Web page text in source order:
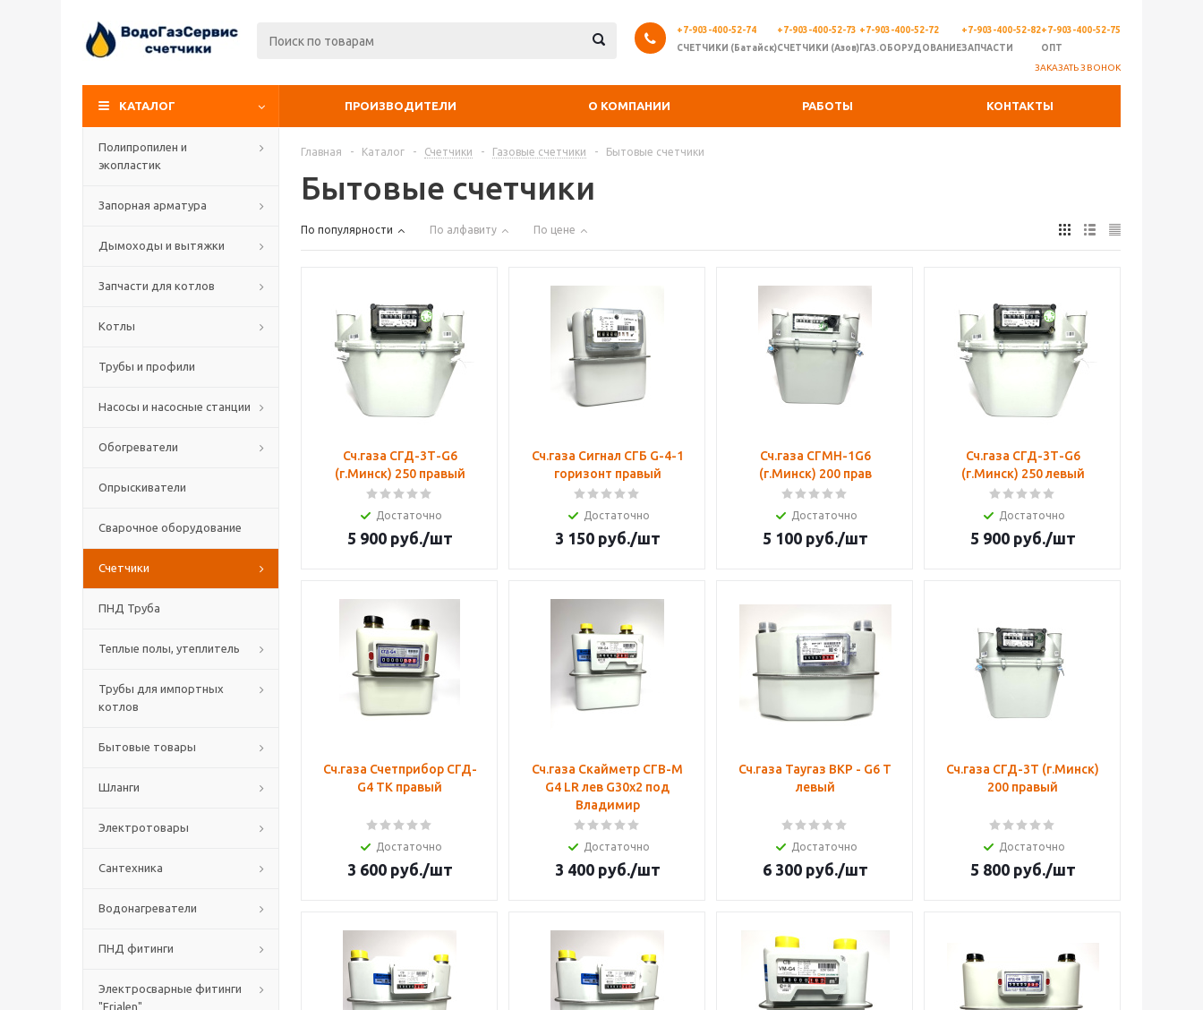
+7-903-400-52-74
СЧЕТЧИКИ (Батайск)
+7-903-400-52-73
СЧЕТЧИКИ (Азов)
+7-903-400-52-72
ГАЗ.ОБОРУДОВАНИЕ
+7-903-400-52-82
ЗАПЧАСТИ
+7-903-400-52-75
ОПТ
ЗАКАЗАТЬ ЗВОНОК
КАТАЛОГ ПРОИЗВОДИТЕЛИ О КОМПАНИИ РАБОТЫ КОНТАКТЫ
Полипропилен и
экопластик
Запорная арматура
Дымоходы и вытяжки
Запчасти для котлов
Котлы
Трубы и профили
Насосы и насосные станции
Обогреватели
Опрыскиватели
Сварочное оборудование
Счетчики
ПНД Труба
Теплые полы, утеплитель
Трубы для импортных
котлов
Бытовые товары
Шланги
Электротовары
Сантехника
Водонагреватели
ПНД фитинги
Электросварные фитинги
"Frialen"
Главная - Каталог - Счетчики - Газовые счетчики - Бытовые счетчики
Бытовые счетчики
По популярности По алфавиту По цене
Сч.газа СГД-3Т-G6
(г.Минск) 250 правый
Достаточно
5 900руб./шт
Сч.газа Сигнал СГБ G-4-1
горизонт правый
Достаточно
3 150руб./шт
Сч.газа СГМН-1G6
(г.Минск) 200 прав
Достаточно
5 100руб./шт
Сч.газа СГД-3Т-G6
(г.Минск) 250 левый
Достаточно
5 900руб./шт
Сч.газа Счетприбор СГД-
G4 ТК правый
Достаточно
3 600руб./шт
Сч.газа Скайметр СГВ-М
G4 LR лев G30х2 под
Владимир
Достаточно
3 400руб./шт
Сч.газа Таугаз ВКР - G6 Т
левый
Достаточно
6 300руб./шт
Сч.газа СГД-3Т (г.Минск)
200 правый
Достаточно
5 800руб./шт